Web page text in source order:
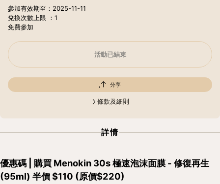
參加有效期至：2025-11-11
兌換次數上限
：1
免費參加
活動已結束
分享
條款及細則
詳情
優惠碼 | 購買 Menokin 30s 極速泡沫面膜 - 修復再生
(95ml) 半價 $110 (原價$220)